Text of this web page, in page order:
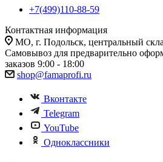
+7(499)110-88-59
Контактная информация
МО, г. Подольск, центральный
Самовывоз для предварительно
заказов 9:00 - 18:00
shop@famaprofi.ru
Вконтакте
Telegram
YouTube
Одноклассники